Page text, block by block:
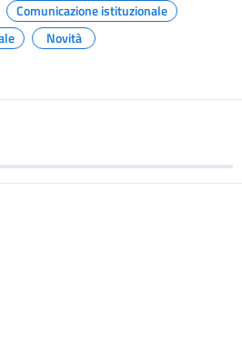
Comunicazione istituzionale
Novità